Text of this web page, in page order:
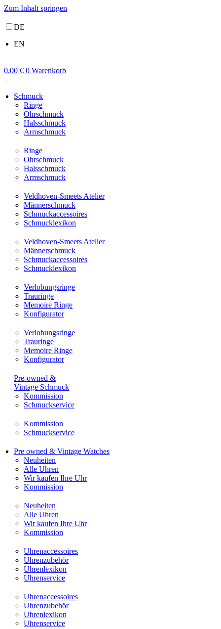
Zum Inhalt springen
DE
EN
0,00 € 0 Warenkorb
Schmuck
Ringe
Ohrschmuck
Halsschmuck
Armschmuck
Ringe
Ohrschmuck
Halsschmuck
Armschmuck
Veldhoven-Smeets Atelier
Männerschmuck
Schmuckaccessoires
Schmucklexikon
Veldhoven-Smeets Atelier
Männerschmuck
Schmuckaccessoires
Schmucklexikon
Verlobungsringe
Trauringe
Memoire Ringe
Konfigurator
Verlobungsringe
Trauringe
Memoire Ringe
Konfigurator
Pre-owned &
Vintage Schmuck
Kommission
Schmuckservice
Kommission
Schmuckservice
Pre owned & Vintage Watches
Neuheiten
Alle Uhren
Wir kaufen Ihre Uhr
Kommission
Neuheiten
Alle Uhren
Wir kaufen Ihre Uhr
Kommission
Uhrenaccessoires
Uhrenzubehör
Uhrenlexikon
Uhrenservice
Uhrenaccessoires
Uhrenzubehör
Uhrenlexikon
Uhrenservice